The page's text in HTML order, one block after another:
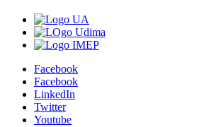
Facebook
Facebook
LinkedIn
Twitter
Youtube